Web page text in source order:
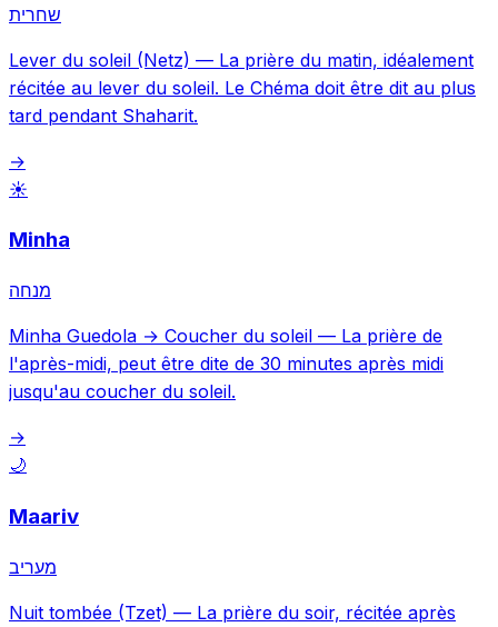
שחרית
Lever du soleil (Netz) — La prière du matin, idéalement
récitée au lever du soleil. Le Chéma doit être dit au plus
tard pendant Shaharit.
→
☀️
Minha
מנחה
Minha Guedola → Coucher du soleil — La prière de
l'après-midi, peut être dite de 30 minutes après midi
jusqu'au coucher du soleil.
→
🌙
Maariv
מעריב
Nuit tombée (Tzet) — La prière du soir, récitée après